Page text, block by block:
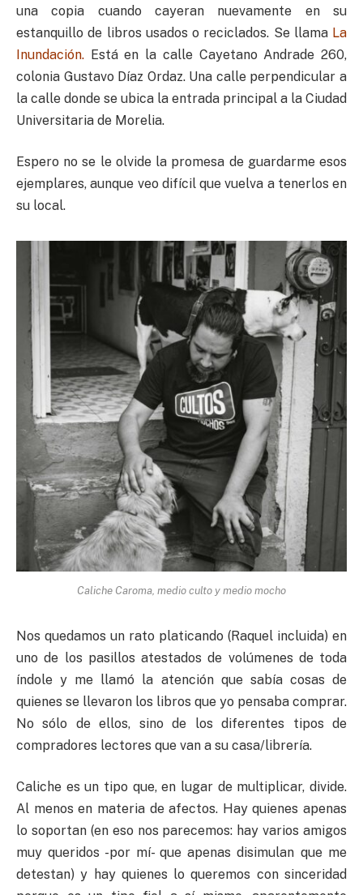
una copia cuando cayeran nuevamente en su
estanquillo de libros usados o reciclados. Se llamaLa
Inundación. Está en la calle Cayetano Andrade 260,
colonia Gustavo Díaz Ordaz. Una calle perpendicular a
la calle donde se ubica la entrada principal a la Ciudad
Universitaria de Morelia.
Espero no se le olvide la promesa de guardarme esos
ejemplares, aunque veo difícil que vuelva a tenerlos en
su local.
Caliche Caroma, medio culto y medio mocho
Nos quedamos un rato platicando (Raquel incluida) en
uno de los pasillos atestados de volúmenes de toda
índole y me llamó la atención que sabía cosas de
quienes se llevaron los libros que yo pensaba comprar.
No sólo de ellos, sino de los diferentes tipos de
compradores lectores que van a su casa/librería.
Caliche es un tipo que, en lugar de multiplicar, divide.
Al menos en materia de afectos. Hay quienes apenas
lo soportan (en eso nos parecemos: hay varios amigos
muy queridos -por mí- que apenas disimulan que me
detestan) y hay quienes lo queremos con sinceridad